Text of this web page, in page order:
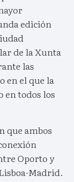
edición
de la Xunta
las
en el que la
todos los
que ambos
Oporto y
Madrid.